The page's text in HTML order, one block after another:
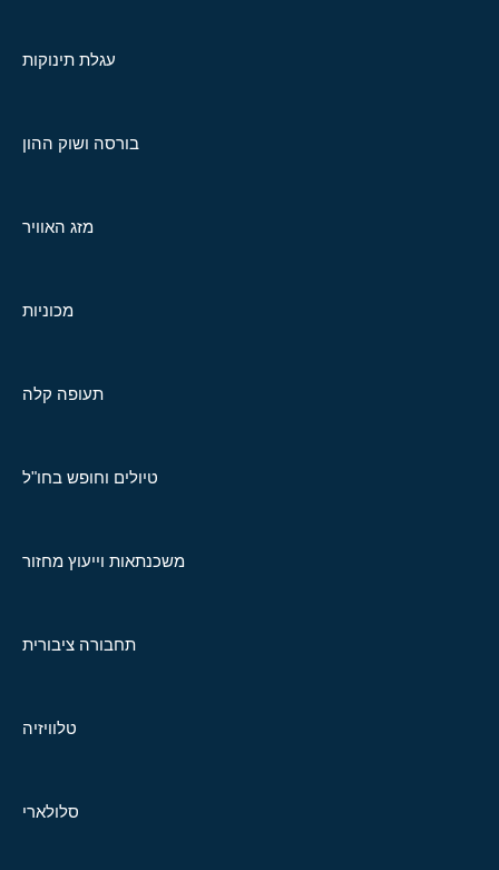
עגלת תינוקות
בורסה ושוק ההון
מזג האוויר
מכוניות
תעופה קלה
טיולים וחופש בחו"ל
משכנתאות וייעוץ מחזור
תחבורה ציבורית
טלוויזיה
סלולארי